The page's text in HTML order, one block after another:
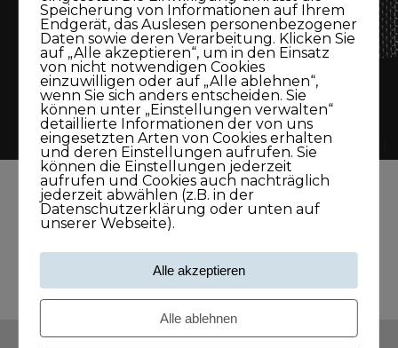
Speicherung von Informationen auf Ihrem
Endgerät, das Auslesen personenbezogener
Daten sowie deren Verarbeitung. Klicken Sie
auf „Alle akzeptieren“, um in den Einsatz
von nicht notwendigen Cookies
einzuwilligen oder auf „Alle ablehnen“,
wenn Sie sich anders entscheiden. Sie
können unter „Einstellungen verwalten“
detaillierte Informationen der von uns
eingesetzten Arten von Cookies erhalten
und deren Einstellungen aufrufen. Sie
können die Einstellungen jederzeit
aufrufen und Cookies auch nachträglich
jederzeit abwählen (z.B. in der
Datenschutzerklärung oder unten auf
unserer Webseite).
Alle akzeptieren
Alle ablehnen